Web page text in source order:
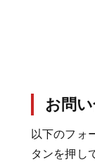
お問
以下のフォ
タンを押し